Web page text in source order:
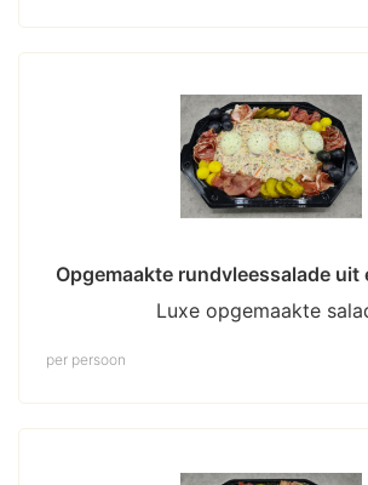
Opgemaakte rundvleessalade uit
Luxe opgemaakte
per persoon